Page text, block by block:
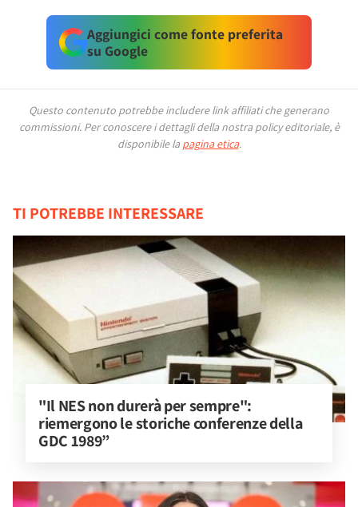
Aggiungici come fonte preferita
su Google
Questo contenuto potrebbe includere link affiliati che generano
commissioni. Per conoscere i dettagli della nostra policy editoriale, è
disponibile la pagina etica.
TI POTREBBE INTERESSARE
"Il NES non durerà per sempre":
riemergono le storiche conferenze della
GDC 1989”